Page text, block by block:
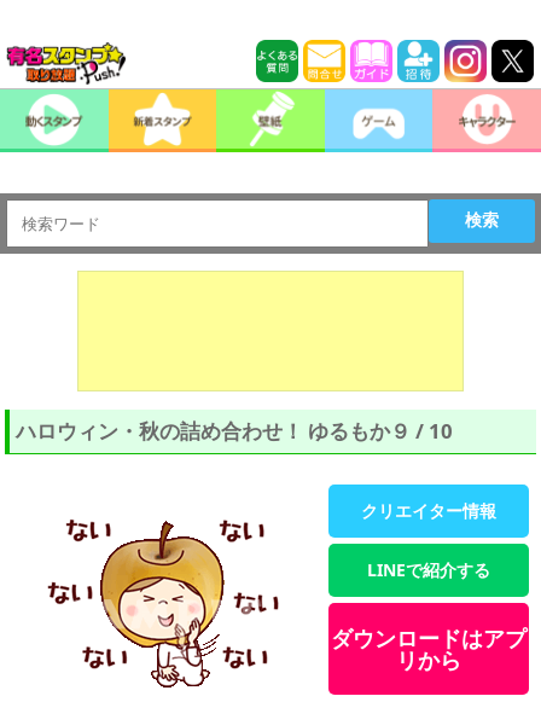
検索
ハロウィン・秋の詰め合わせ！ ゆるもか９ / 10
クリエイター情報
LINEで紹介する
ダウンロードはアプ
リから